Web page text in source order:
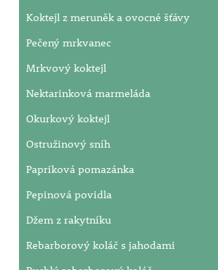
Koktejl z meruněk a ovocné šťávy
Pečený mrkvanec
Mrkvový koktejl
Nektarinková marmeláda
Okurkový koktejl
Ostružinový sníh
Papriková pomazánka
Pepinová povidla
Džem z rakytníku
Rebarborový koláč s jahodami